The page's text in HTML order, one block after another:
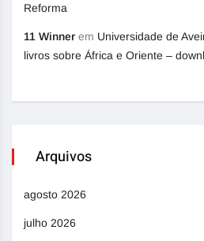
Reforma
11 Winner em Universidade de
livros sobre África e Oriente –
Arquivos
agosto 2026
julho 2026